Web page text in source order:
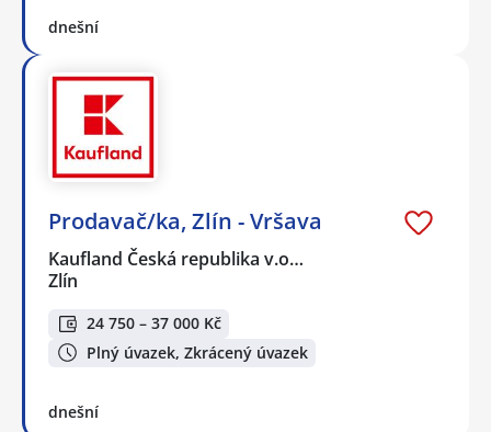
dnešní
Prodavač/ka, Zlín - Vršava
Kaufland Česká republika v.o…
Zlín
24 750 – 37 000 Kč
Plný úvazek, Zkrácený úvazek
dnešní